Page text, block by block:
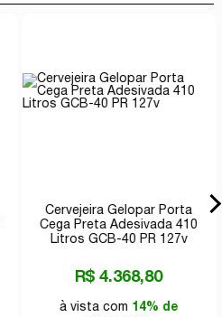
Cervejeira Gelopar Porta
Cega Preta Adesivada 410
Litros GCB-40 PR 127v
R$ 4.368,80
à vista com 14% de